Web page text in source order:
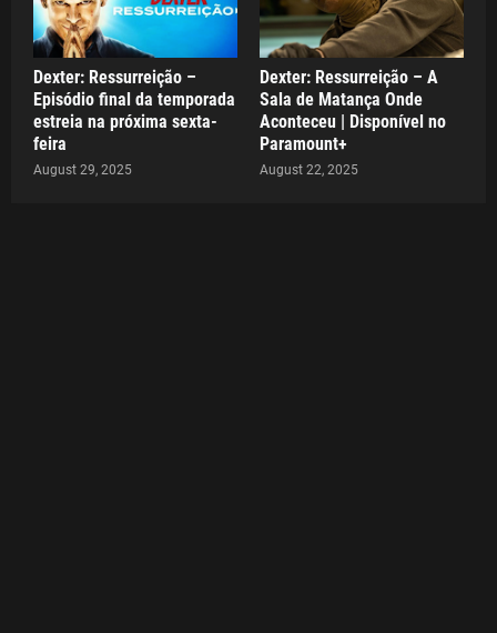
Dexter: Ressurreição –
Episódio final da temporada
estreia na próxima sexta-
feira
August 29, 2025
Dexter: Ressurreição – A
Sala de Matança Onde
Aconteceu | Disponível no
Paramount+
August 22, 2025